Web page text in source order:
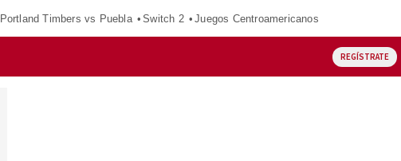
Portland Timbers vs Puebla Switch 2 Juegos Centroamericanos
REGÍSTRATE